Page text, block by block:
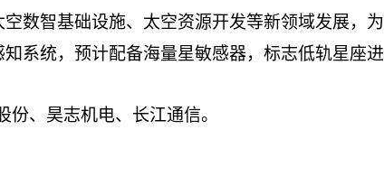
数智基础设施、太空资源开发等新领域发展，为
系统，预计配备海量星敏感器，标志低轨星座进
、昊志机电、长江通信。